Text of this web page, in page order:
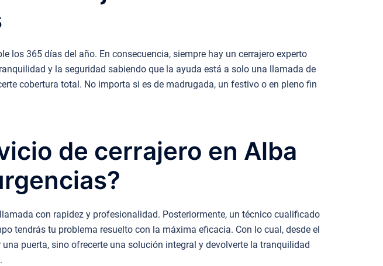
los 365 días del año. En consecuencia, siempre hay un cerrajero experto
y la seguridad sabiendo que la ayuda está a solo una llamada de
cobertura total. No importa si es de madrugada, un festivo o en pleno fin
de cerrajero en Alba
con rapidez y profesionalidad. Posteriormente, un técnico cualificado
tendrás tu problema resuelto con la máxima eficacia. Con lo cual, desde el
puerta, sino ofrecerte una solución integral y devolverte la tranquilidad